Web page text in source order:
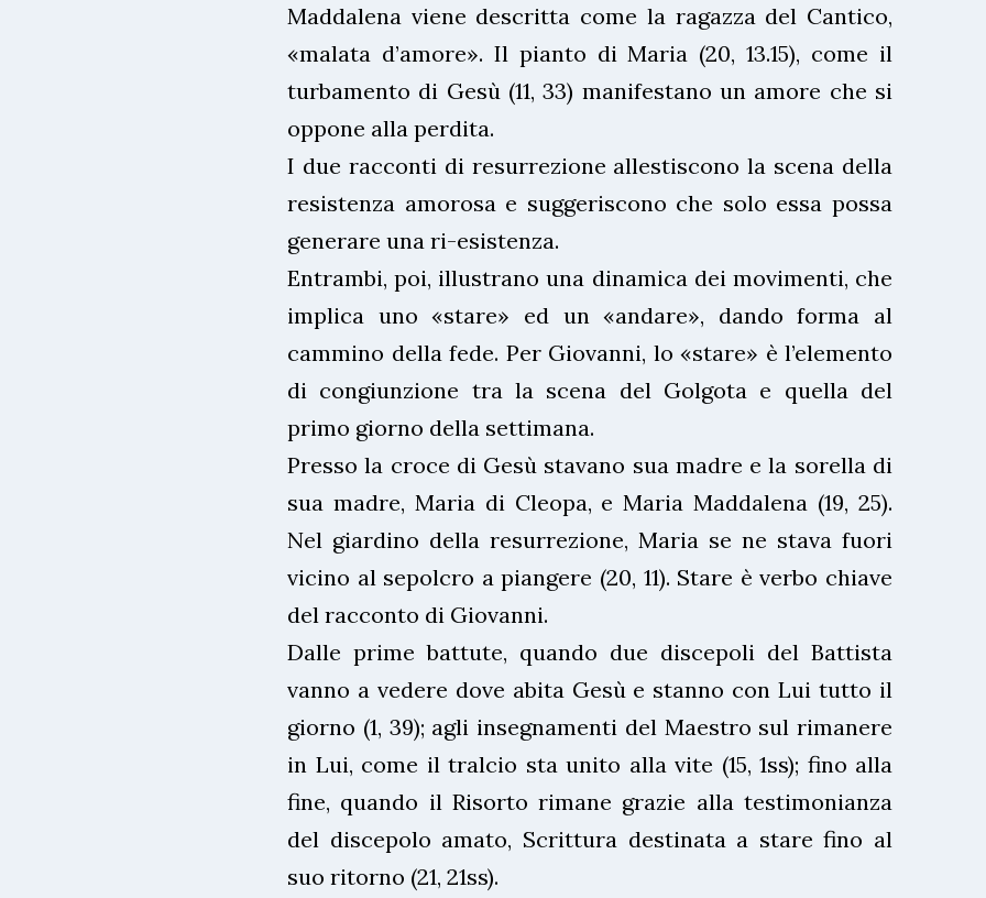
Maddalena viene descritta come la ragazza del Cantico,
«malata d’amore». Il pianto di Maria (20, 13.15), come il
turbamento di Gesù (11, 33) manifestano un amore che si
oppone alla perdita.
I due racconti di resurrezione allestiscono la scena della
resistenza amorosa e suggeriscono che solo essa possa
generare una ri-esistenza.
Entrambi, poi, illustrano una dinamica dei movimenti, che
implica uno «stare» ed un «andare», dando forma al
cammino della fede. Per Giovanni, lo «stare» è l’elemento
di congiunzione tra la scena del Golgota e quella del
primo giorno della settimana.
Presso la croce di Gesù stavano sua madre e la sorella di
sua madre, Maria di Cleopa, e Maria Maddalena (19, 25).
Nel giardino della resurrezione, Maria se ne stava fuori
vicino al sepolcro a piangere (20, 11). Stare è verbo chiave
del racconto di Giovanni.
Dalle prime battute, quando due discepoli del Battista
vanno a vedere dove abita Gesù e stanno con Lui tutto il
giorno (1, 39); agli insegnamenti del Maestro sul rimanere
in Lui, come il tralcio sta unito alla vite (15, 1ss); fino alla
fine, quando il Risorto rimane grazie alla testimonianza
del discepolo amato, Scrittura destinata a stare fino al
suo ritorno (21, 21ss).